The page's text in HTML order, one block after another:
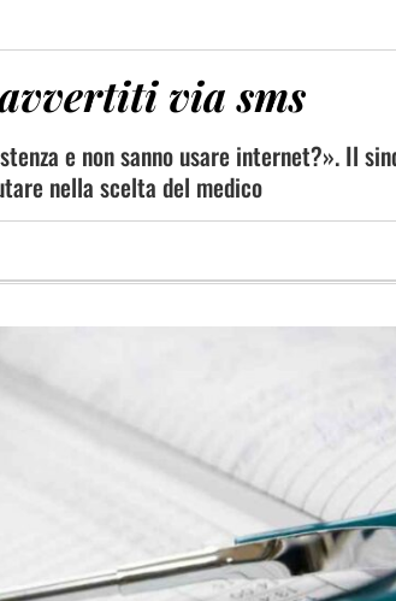
via sms
e non sanno usare internet?». Il
nella scelta del medico